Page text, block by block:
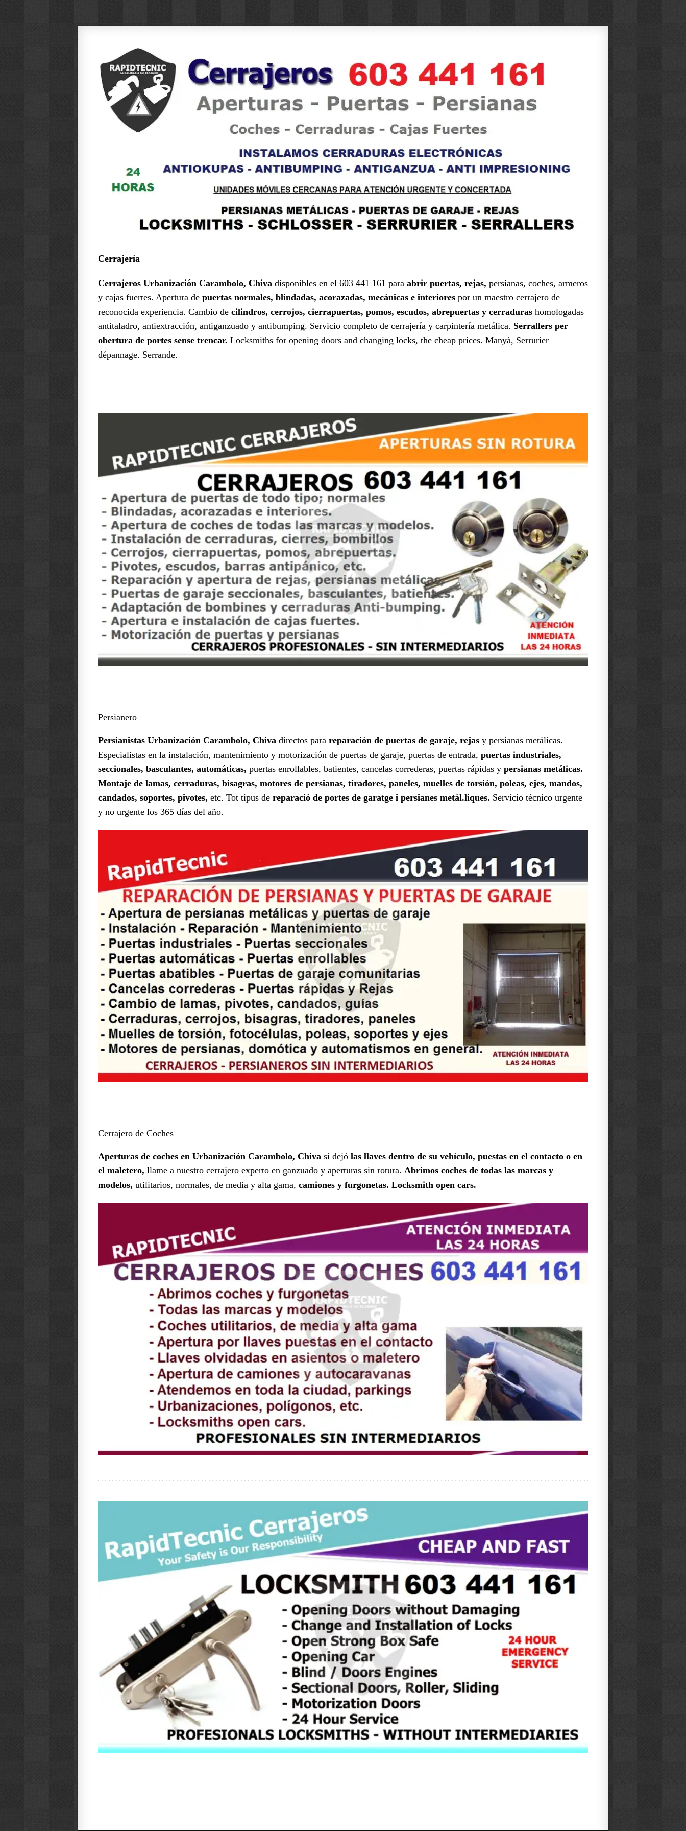
Cerrajería
Cerrajeros Urbanización Carambolo, Chiva disponibles en el 603 441 161 para abrir puertas, rejas, persianas, coches, armeros
y cajas fuertes. Apertura de puertas normales, blindadas, acorazadas, mecánicas e interiores por un maestro cerrajero de
reconocida experiencia. Cambio de cilindros, cerrojos, cierrapuertas, pomos, escudos, abrepuertas y cerraduras homologadas
antitaladro, antiextracción, antiganzuado y antibumping. Servicio completo de cerrajería y carpintería metálica. Serrallers per
obertura de portes sense trencar. Locksmiths for opening doors and changing locks, the cheap prices. Manyà, Serrurier
dépannage. Serrande.
Persianero
Persianistas Urbanización Carambolo, Chiva directos para reparación de puertas de garaje, rejas y persianas metálicas.
Especialistas en la instalación, mantenimiento y motorización de puertas de garaje, puertas de entrada, puertas industriales,
seccionales, basculantes, automáticas, puertas enrollables, batientes, cancelas correderas, puertas rápidas y persianas metálicas.
Montaje de lamas, cerraduras, bisagras, motores de persianas, tiradores, paneles, muelles de torsión, poleas, ejes, mandos,
candados, soportes, pivotes, etc. Tot tipus de reparació de portes de garatge i persianes metàl.liques. Servicio técnico urgente
y no urgente los 365 días del año.
Cerrajero de Coches
Aperturas de coches en Urbanización Carambolo, Chiva si dejó las llaves dentro de su vehículo, puestas en el contacto o en
el maletero, llame a nuestro cerrajero experto en ganzuado y aperturas sin rotura. Abrimos coches de todas las marcas y
modelos, utilitarios, normales, de media y alta gama, camiones y furgonetas. Locksmith open cars.